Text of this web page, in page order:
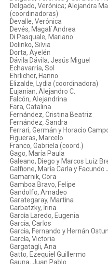
Delgado, Verónica; Alejandra
(coordinadoras)
Devalle, Verónica
Devés, Magalí Andrea
Di Pasquale, Mariano
Dolinko, Silvia
Dorta, Ayelén
Dávila Dávila, Jesús Miguel
Echavarría, Sol
Ehrlicher, Hanno
Elizalde, Lydia (coordinadora)
Eujanian, Alejandro C.
Falcón, Alejandrina
Fara, Catalina
Fernández, Cristina Beatriz
Fernández, Sandra
Ferrari, Germán y Horacio
Figueras, Marcelo
Franco, Gabriela (coord.)
Gago, María Paula
Galeano, Diego y Marcos Luiz
Galfione, María Carla y Facundo
Gamarnik, Cora
Gamboa Bravo, Felipe
Gandolfo, Amadeo
Garategaray, Martina
Garbatzky, Irina
García Laredo, Eugenia
García, Carlos
García, Fernando y Hernán
García, Victoria
Gargatagli, Ana
Gatto, Ezequiel Guillermo
Gauna, Juan Pablo